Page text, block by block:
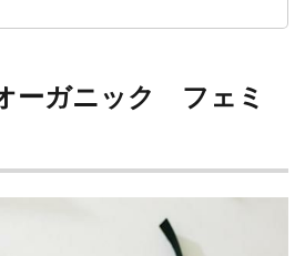
ーガニック フェミ